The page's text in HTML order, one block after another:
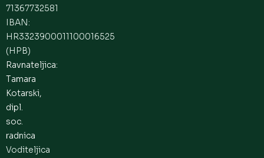
71367732581
IBAN:
HR3323900011100016525
(HPB)
Ravnateljica:
Tamara
Kotarski,
dipl.
soc.
radnica
Voditeljica